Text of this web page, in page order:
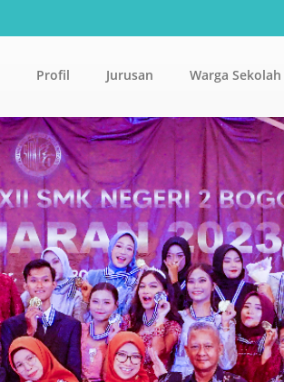
Profil Jurusan Warga Sekolah